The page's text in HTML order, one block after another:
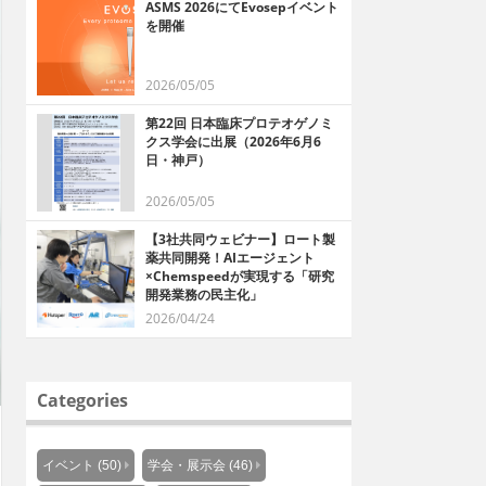
ASMS 2026にてEvosepイベント
を開催
2026/05/05
第22回 日本臨床プロテオゲノミ
クス学会に出展（2026年6月6
日・神戸）
2026/05/05
【3社共同ウェビナー】ロート製
薬共同開発！AIエージェント
×Chemspeedが実現する「研究
開発業務の民主化」
2026/04/24
Categories
イベント (50) 学会・展示会 (46)